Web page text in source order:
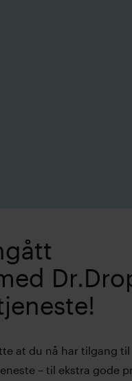
at du nå har tilgang til
– til ekstra gode